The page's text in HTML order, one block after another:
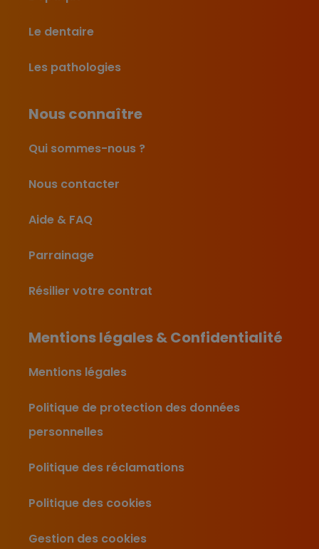
Le dentaire
Les pathologies
Nous connaître
Qui sommes-nous ?
Nous contacter
Aide & FAQ
Parrainage
Résilier votre contrat
Mentions légales & Confidentialité
Mentions légales
Politique de protection des données
personnelles
Politique des réclamations
Politique des cookies
Gestion des cookies